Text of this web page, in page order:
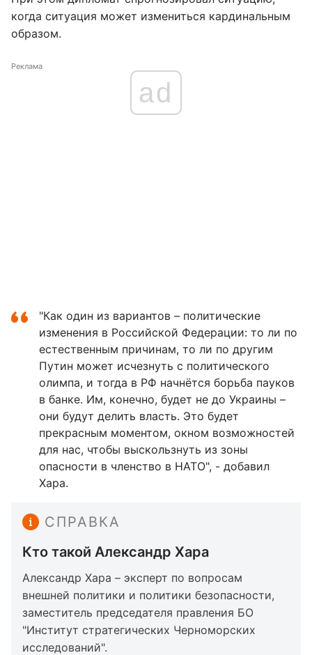
когда ситуация может измениться кардинальным
образом.
Реклама
ad
"Как один из вариантов – политические
изменения в Российской Федерации: то ли по
естественным причинам, то ли по другим
Путин может исчезнуть с политического
олимпа, и тогда в РФ начнётся борьба пауков
в банке. Им, конечно, будет не до Украины –
они будут делить власть. Это будет
прекрасным моментом, окном возможностей
для нас, чтобы выскользнуть из зоны
опасности в членство в НАТО", - добавил
Хара.
СПРАВКА
Кто такой Александр Хара
Александр Хара – эксперт по вопросам
внешней политики и политики безопасности,
заместитель председателя правления БО
"Институт стратегических Черноморских
исследований".